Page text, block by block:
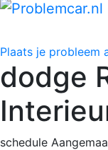
Plaats je probleem
dodge
schedule